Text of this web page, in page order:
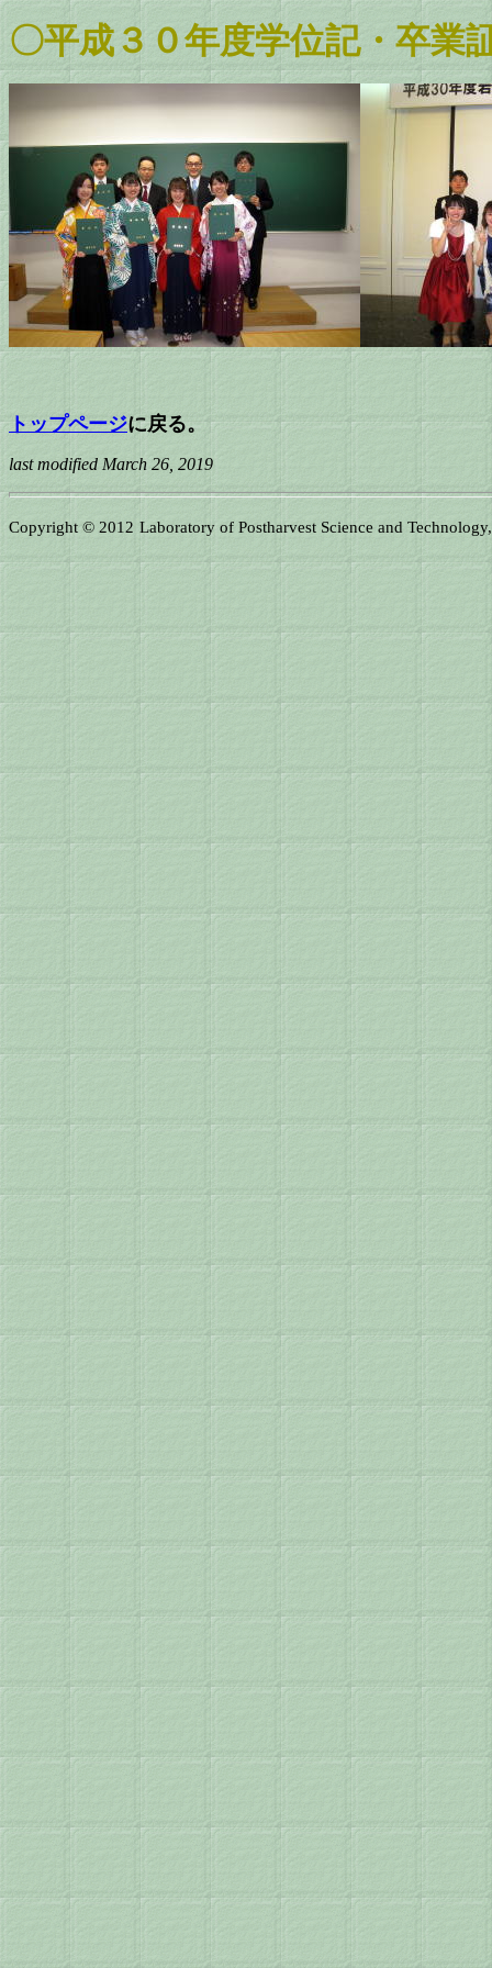
〇平成３０年度学位記・卒業
トップページに戻る。
last modified March 26, 2019
Copyright © 2012 Laboratory of Postharvest Science and